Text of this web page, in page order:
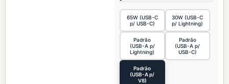
65W (USB-C
p/ USB-C)
30W (USB-C
p/ Lightning)
Padrão
(USB-A p/
Lightning)
Padrão
(USB-A p/
USB-C)
Padrão
(USB-A p/
V8)